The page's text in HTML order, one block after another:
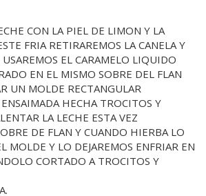
CON LA PIEL DE LIMON Y LA
FRIA RETIRAREMOS LA CANELA Y
EL CARAMELO LIQUIDO
EN EL MISMO SOBRE DEL FLAN
UN MOLDE RECTANGULAR
HECHA TROCITOS Y
LA LECHE ESTA VEZ
DE FLAN Y CUANDO HIERBA LO
MOLDE Y LO DEJAREMOS ENFRIAR EN
CORTADO A TROCITOS Y